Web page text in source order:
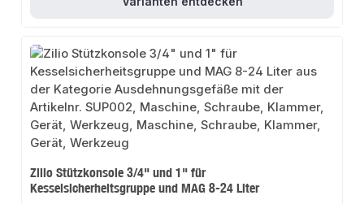
barMax. Membrantemperatur: 140°CVordruck: 2,5 barDas Zilio Solar
Membran Ausdehnungsgefäß MAG 8 Liter ist die ideale Wahl für Ihre
Solaranlagen.
Zilio Stützkonsole 3/4" und 1" für
Kesselsicherheitsgruppe und MAG 8-24 Liter